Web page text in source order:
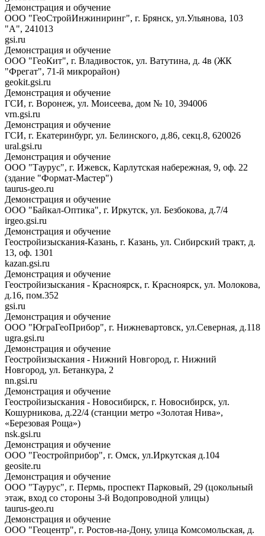
Демонстрация и обучение
ООО "ГеоСтройИнжиниринг", г. Брянск, ул.Ульянова, 103
"А", 241013
gsi.ru
Демонстрация и обучение
ООО "ГеоКит", г. Владивосток, ул. Ватутина, д. 4в (ЖК
"Фрегат", 71-й микрорайон)
geokit.gsi.ru
Демонстрация и обучение
ГСИ, г. Воронеж, ул. Моисеева, дом № 10, 394006
vrn.gsi.ru
Демонстрация и обучение
ГСИ, г. Екатеринбург, ул. Белинского, д.86, секц.8, 620026
ural.gsi.ru
Демонстрация и обучение
ООО "Таурус", г. Ижевск, Карлутская набережная, 9, оф. 22
(здание "Формат-Мастер")
taurus-geo.ru
Демонстрация и обучение
ООО "Байкал-Оптика", г. Иркутск, ул. Безбокова, д.7/4
irgeo.gsi.ru
Демонстрация и обучение
Геостройизыскания-Казань, г. Казань, ул. Сибирский тракт, д.
13, оф. 1301
kazan.gsi.ru
Демонстрация и обучение
Геостройизыскания - Красноярск, г. Красноярск, ул. Молокова,
д.16, пом.352
gsi.ru
Демонстрация и обучение
ООО "ЮграГеоПрибор", г. Нижневартовск, ул.Северная, д.118
ugra.gsi.ru
Демонстрация и обучение
Геостройизыскания - Нижний Новгород, г. Нижний
Новгород, ул. Бетанкура, 2
nn.gsi.ru
Демонстрация и обучение
Геостройизыскания - Новосибирск, г. Новосибирск, ул.
Кошурникова, д.22/4 (станции метро «Золотая Нива»,
«Березовая Роща»)
nsk.gsi.ru
Демонстрация и обучение
ООО "Геостройприбор", г. Омск, ул.Иркутская д.104
geosite.ru
Демонстрация и обучение
ООО "Таурус", г. Пермь, проспект Парковый, 29 (цокольный
этаж, вход со стороны 3-й Водопроводной улицы)
taurus-geo.ru
Демонстрация и обучение
ООО "Геоцентр", г. Ростов-на-Дону, улица Комсомольская, д.